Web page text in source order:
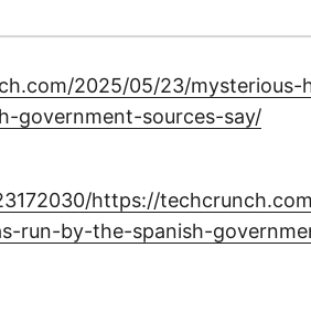
2025/05/23/mysterious-
government-sources-say/
https://
run-by-the-spanish-